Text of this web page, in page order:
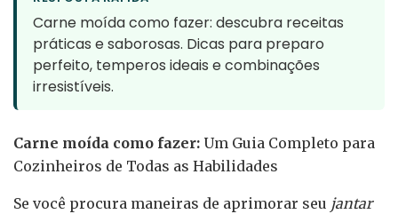
Carne moída como fazer: descubra receitas
práticas e saborosas. Dicas para preparo
perfeito, temperos ideais e combinações
irresistíveis.
Carne moída como fazer: Um Guia Completo para
Cozinheiros de Todas as Habilidades
Se você procura maneiras de aprimorar seu jantar